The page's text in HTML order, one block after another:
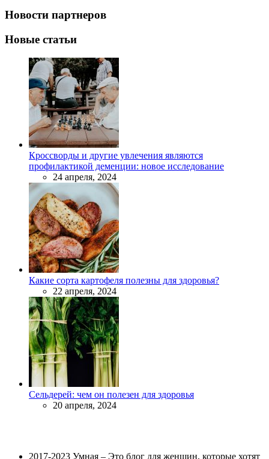
Новости партнеров
Новые статьи
Кроссворды и другие увлечения являются
профилактикой деменции: новое исследование
24 апреля, 2024
Какие сорта картофеля полезны для здоровья?
22 апреля, 2024
Сельдерей: чем он полезен для здоровья
20 апреля, 2024
2017-2023 Умная – Это блог для женщин, которые хотят